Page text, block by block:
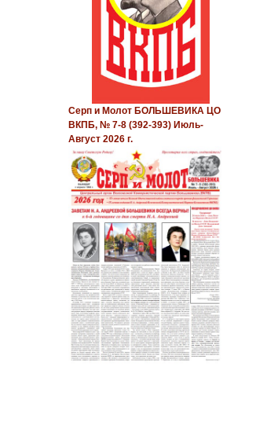
Серп и Молот БОЛЬШЕВИКА ЦО
ВКПБ, № 7-8 (392-393) Июль-
Август 2026 г.